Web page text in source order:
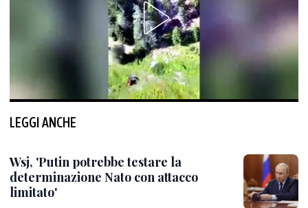
LEGGI ANCHE
Wsj, 'Putin potrebbe testare la
determinazione Nato con attacco
limitato'